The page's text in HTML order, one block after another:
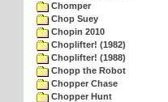
Chomper
Chop Suey
Chopin 2010
Choplifter! (1982)
Choplifter! (1988)
Chopp the Robot
Chopper Chase
Chopper Hunt